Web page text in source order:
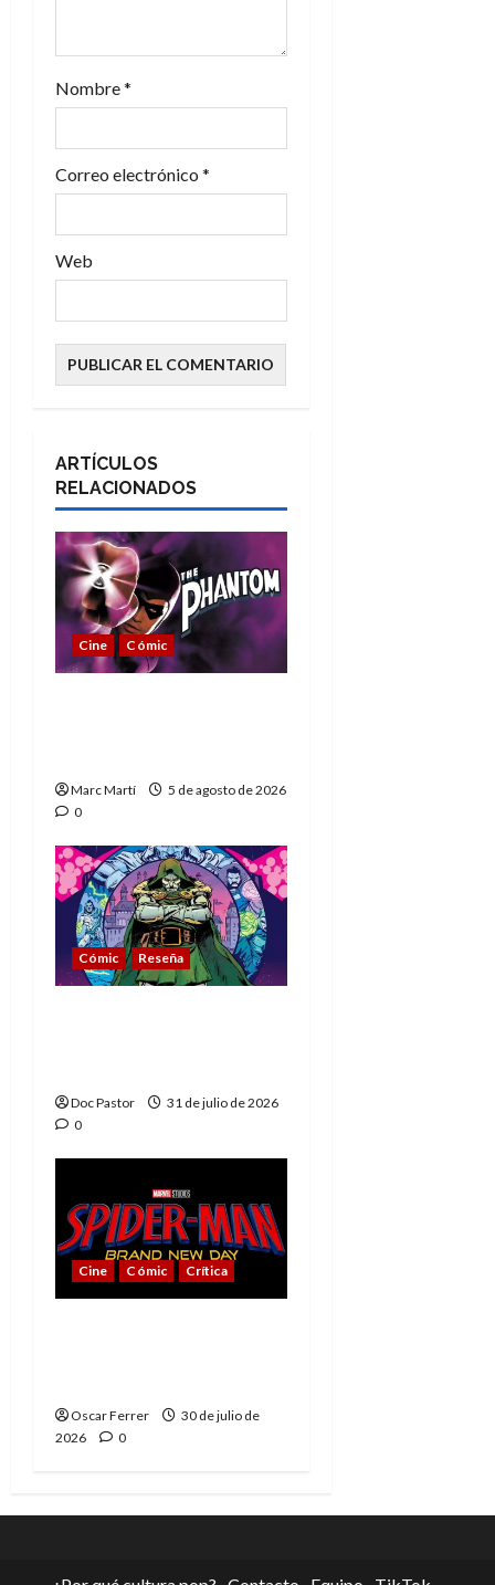
a
d
a
Nombre*
Correo electrónico *
Web
ARTÍCULOS
RELACIONADOS
Cine Cómic
Marc Martí
5 de agosto de 2026
0
Cómic Reseña
Doc Pastor
31 de julio de 2026
0
Cine Cómic Crítica
Oscar Ferrer
30 de julio de
2026
0